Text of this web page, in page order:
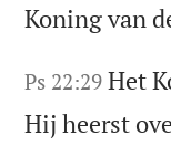
Koning van
Ps 22:29 Het
Hij heerst